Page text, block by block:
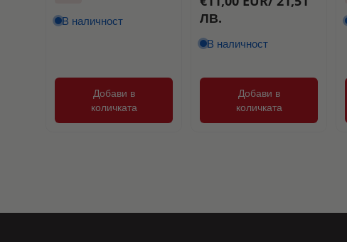
В наличност
Добави в
количката
ЛВ.
В наличност
Добави в
количката